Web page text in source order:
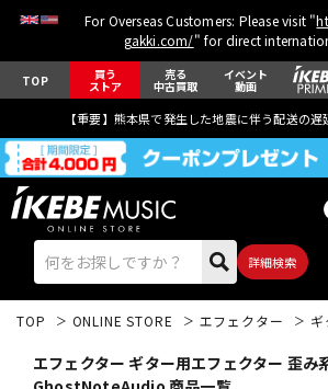
For Overseas Customers: Please visit "
gakki.com/" for direct
TOP 買う
ストア
売る
中古買取
イベント
動画
【重要】熊本県で発生した地震に伴う配送の
詳細検索
TOP ONLINE STORE エフェクター
エフェクター ギター用エフェクター 歪み